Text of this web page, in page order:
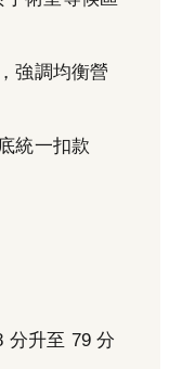
強調均衡營
統一扣款
分升至 79 分